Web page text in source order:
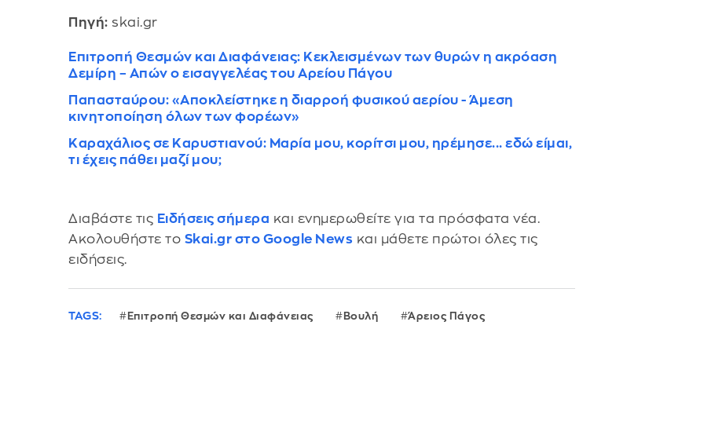
Πηγή: skai.gr
Επιτροπή Θεσμών και Διαφάνειας: Κεκλεισμένων των θυρών η ακρόαση
Δεμίρη – Απών ο εισαγγελέας του Αρείου Πάγου
Παπασταύρου: «Αποκλείστηκε η διαρροή φυσικού αερίου - Άμεση
κινητοποίηση όλων των φορέων»
Καραχάλιος σε Καρυστιανού: Μαρία μου, κορίτσι μου, ηρέμησε... εδώ είμαι,
τι έχεις πάθει μαζί μου;
Διαβάστε τις Ειδήσεις σήμερα και ενημερωθείτε για τα πρόσφατα νέα.
Ακολουθήστε το Skai.gr στο Google News και μάθετε πρώτοι όλες τις
ειδήσεις.
TAGS: Επιτροπή Θεσμών και Διαφάνειας Βουλή Άρειος Πάγος